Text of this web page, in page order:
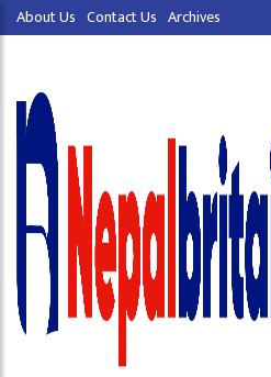
About Us Contact Us Archives